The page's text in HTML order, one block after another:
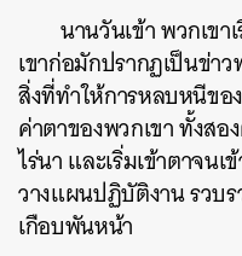
นานวันเข้า พวกเข
เขาก่อมักปรากฏเป็นข่
สิ่งที่ทำให้การหลบหนีข
ค่าตาของพวกเขา ทั้งส
ไร่นา และเริ่มเข้าตาจน
วางแผนปฏิบัติงาน รวบ
เกือบพันหน้า